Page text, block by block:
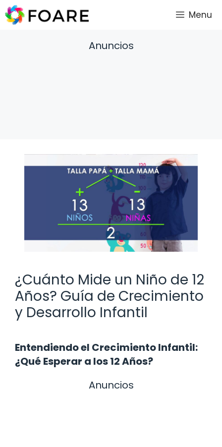
Saltar
al
Menu
Anuncios
¿Cuánto Mide un Niño de 12
Años? Guía de Crecimiento
y Desarrollo Infantil
Entendiendo el Crecimiento Infantil:
¿Qué Esperar a los 12 Años?
Anuncios